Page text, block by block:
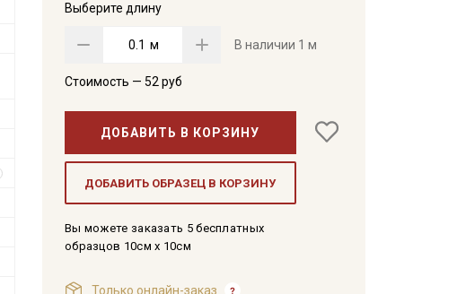
Выберите длину
м В наличии 1 м
Стоимость — 52 руб
ДОБАВИТЬ В КОРЗИНУ
ДОБАВИТЬ ОБРАЗЕЦ В КОРЗИНУ
Вы можете заказать 5 бесплатных
образцов 10см x 10см
Только онлайн-заказ